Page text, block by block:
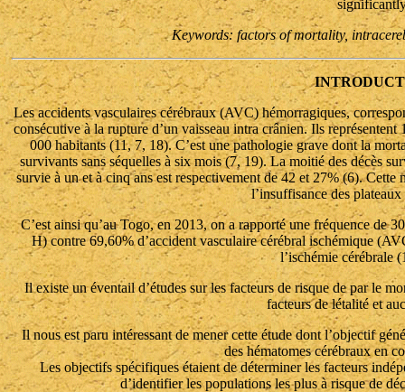
Keywords: factors of mortality,
Les accidents vasculaires cérébraux (AVC) hémorragiques,
consécutive à la rupture d’un vaisseau intra crânien. Ils
000 habitants (11, 7, 18). C’est une pathologie grave dont la
survivants sans séquelles à six mois (7, 19). La moitié des décès
survie à un et à cinq ans est respectivement de 42 et 27% (6).
l’insuffisance des
C’est ainsi qu’au Togo, en 2013, on a rapporté une fréquence de
H) contre 69,60% d’accident vasculaire cérébral ischémique
l’ischémie cérébrale
Il existe un éventail d’études sur les facteurs de risque de par le
facteurs de létalité et
Il nous est paru intéressant de mener cette étude dont l’objectif
des hématomes cérébraux en
Les objectifs spécifiques étaient de déterminer les facteurs
d’identifier les populations les plus à risque de